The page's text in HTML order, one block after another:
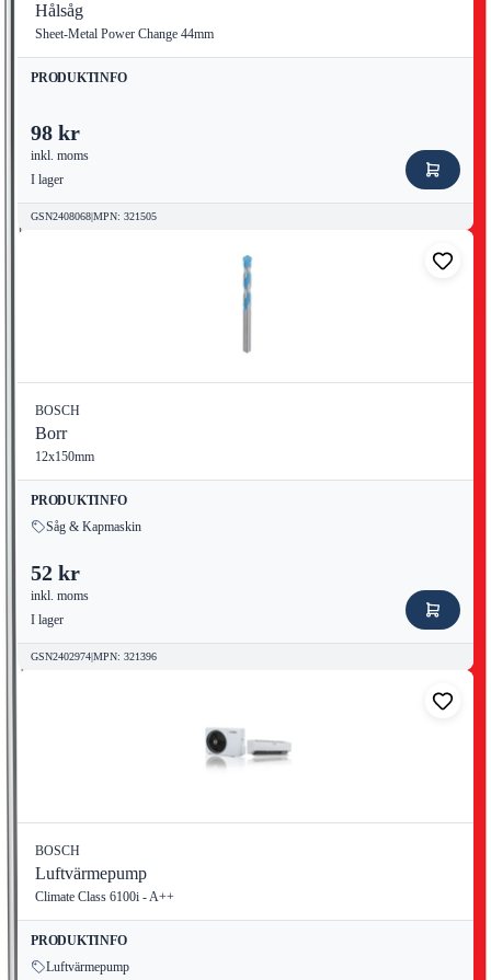
Hålsåg
Sheet-Metal Power Change 44mm
PRODUKTINFO
98 kr
inkl. moms
I lager
GSN2408068|MPN: 321505
BOSCH
Borr
12x150mm
PRODUKTINFO
Såg & Kapmaskin
52 kr
inkl. moms
I lager
GSN2402974|MPN: 321396
BOSCH
Luftvärmepump
Climate Class 6100i - A++
PRODUKTINFO
Luftvärmepump